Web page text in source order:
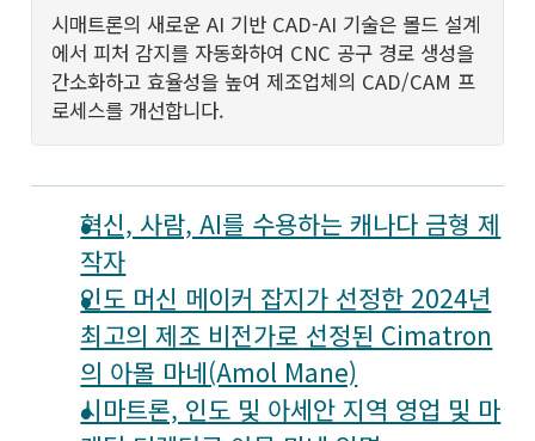
시매트론의 새로운 AI 기반 CAD-AI 기술은 몰드 설계
에서 피처 감지를 자동화하여 CNC 공구 경로 생성을
간소화하고 효율성을 높여 제조업체의 CAD/CAM 프
로세스를 개선합니다.
혁신, 사람, AI를 수용하는 캐나다 금형 제
작자
인도 머신 메이커 잡지가 선정한 2024년
최고의 제조 비전가로 선정된 Cimatron
의 아몰 마네(Amol Mane)
시마트론, 인도 및 아세안 지역 영업 및 마